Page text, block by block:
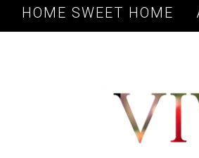
HOME SWEET HOME